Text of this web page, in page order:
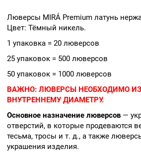
Люверсы MIRÁ Premium латунь
Цвет: Тёмный никель.
1 упаковка = 20 люверсов
25 упаковок = 500 люверсов
50 упаковок = 1000 люверсов
ВАЖНО: ЛЮВЕРСЫ НЕОБХОДИМО
ВНУТРЕННЕМУ ДИАМЕТРУ.
Основное назначение люверсов —
отверстий, в которые продеваются
тесьма, тросы и т. д., а также
украшения изделия.